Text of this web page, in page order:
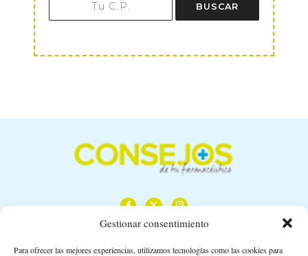
Gestionar consentimiento
Para ofrecer las mejores experiencias, utilizamos tecnologías como las cookies para
BUSCAR